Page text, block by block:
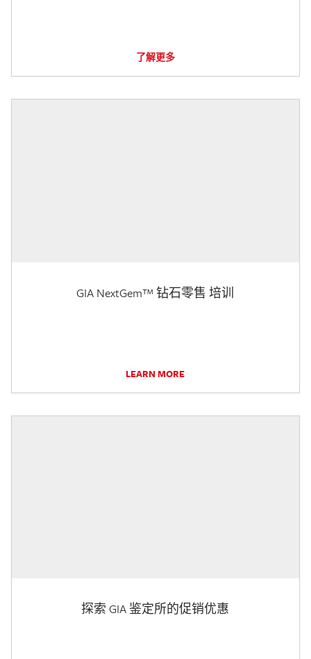
了解更多
GIA NextGem™ 钻石零售 培训
LEARN MORE
探索 GIA 鉴定所的促销优惠